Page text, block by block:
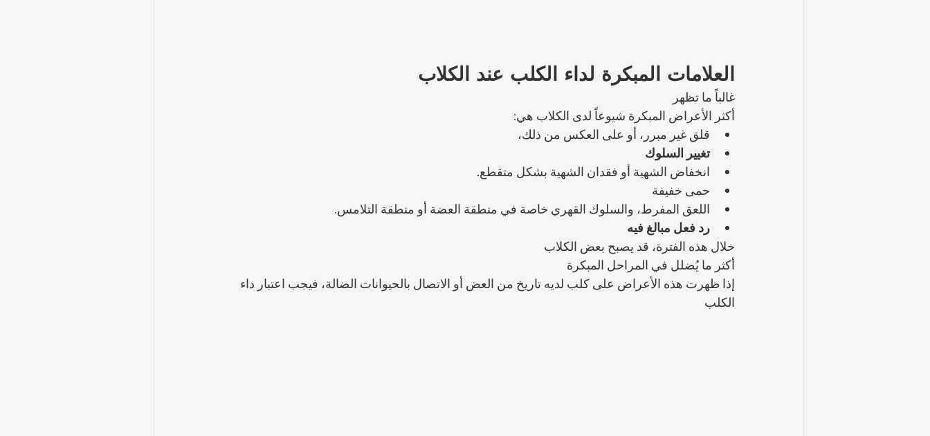
العلامات المبكرة لداء الكلب عند الكلاب
غالباً ما تظهر
أكثر الأعراض المبكرة شيوعاً لدى الكلاب هي:
قلق غير مبرر، أو على العكس من ذلك،
تغيير السلوك
انخفاض الشهية أو فقدان الشهية بشكل متقطع.
حمى خفيفة
اللعق المفرط، والسلوك القهري خاصة في منطقة العضة أو منطقة التلامس.
رد فعل مبالغ فيه
خلال هذه الفترة، قد يصبح بعض الكلاب
أكثر ما يُضلل في المراحل المبكرة
إذا ظهرت هذه الأعراض على كلب لديه تاريخ من العض أو الاتصال بالحيوانات الضالة، فيجب اعتبار داء
الكلب